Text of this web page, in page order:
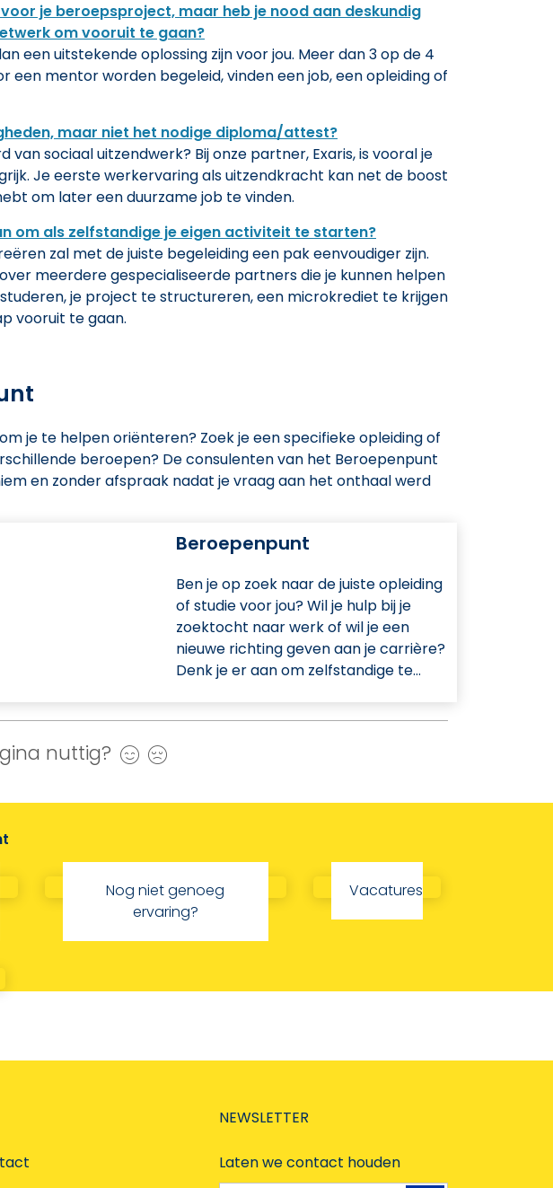
voor je beroepsproject, maar heb je nood aan deskundig
om vooruit te gaan?
een uitstekende oplossing zijn voor jou. Meer dan 3 op de 4
een mentor worden begeleid, vinden een job, een opleiding of
maar niet het nodige diploma/attest?
van sociaal uitzendwerk? Bij onze partner, Exaris, is vooral je
Je eerste werkervaring als uitzendkracht kan net de boost
om later een duurzame job te vinden.
om als zelfstandige je eigen activiteit te starten?
zal met de juiste begeleiding een pak eenvoudiger zijn.
meerdere gespecialiseerde partners die je kunnen helpen
je project te structureren, een microkrediet te krijgen
vooruit te gaan.
je te helpen oriënteren? Zoek je een specifieke opleiding of
beroepen? De consulenten van het Beroepenpunt
en zonder afspraak nadat je vraag aan het onthaal werd
Beroepenpunt
Ben je op zoek naar de juiste opleiding
of studie voor jou? Wil je hulp bij je
zoektocht naar werk of wil je een
nieuwe richting geven aan je carrière?
Denk je er aan om zelfstandige te…
nuttig? Ja
Nog niet genoeg
ervaring?
Vacatures
NEWSLETTER
Laten we contact houden